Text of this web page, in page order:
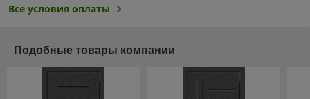
Все условия оплаты
Подобные товары компании